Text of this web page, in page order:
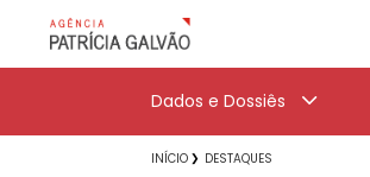
Dados e Dossiês
INÍCIO DESTAQUES